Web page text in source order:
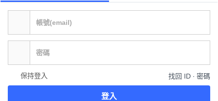
保持登入 找回 ID ∙ 密碼
登入